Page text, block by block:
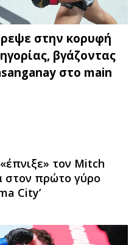
στην κορυφή
βγάζοντας
στο main
τον Mitch
στον πρώτο γύρο
City’